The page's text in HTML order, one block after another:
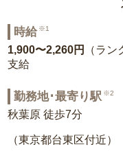
時給 ※1
1,900〜2,260円
（ラ
支給
勤務地･最寄り駅 ※2
秋葉原 徒歩7分
（東京都台東区付近）